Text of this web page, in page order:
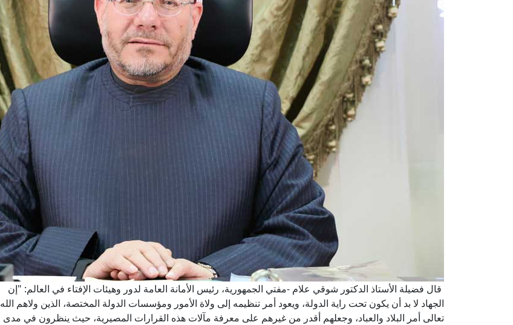
قال فضيلة الأستاذ الدكتور شوقي علام -مفتي الجمهورية، رئيس الأمانة العامة لدور وهيئات الإفتاء في العالم: "إن
الجهاد لا بد أن يكون تحت راية الدولة، ويعود أمر تنظيمه إلى ولاة الأمور ومؤسسات الدولة المختصة، الذين ولاهم الله
تعالى أمر البلاد والعباد، وجعلهم أقدر من غيرهم على معرفة مآلات هذه القرارات المصيرية، حيث ينظرون في مدى